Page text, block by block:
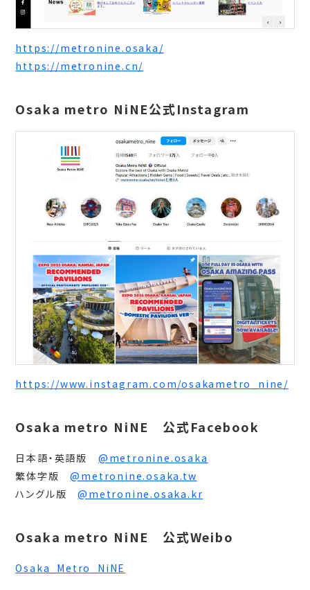
https://metronine.osaka/
https://metronine.cn/
Osaka metro NiNE公式Instagram
https://www.instagram.com/osakametro_nine/
Osaka metro NiNE 公式Facebook
日本語・英語版 @metronine.osaka
繁体字版@metronine.osaka.tw
ハングル版@metronine.osaka.kr
Osaka metro NiNE 公式Weibo
Osaka_Metro_NiNE